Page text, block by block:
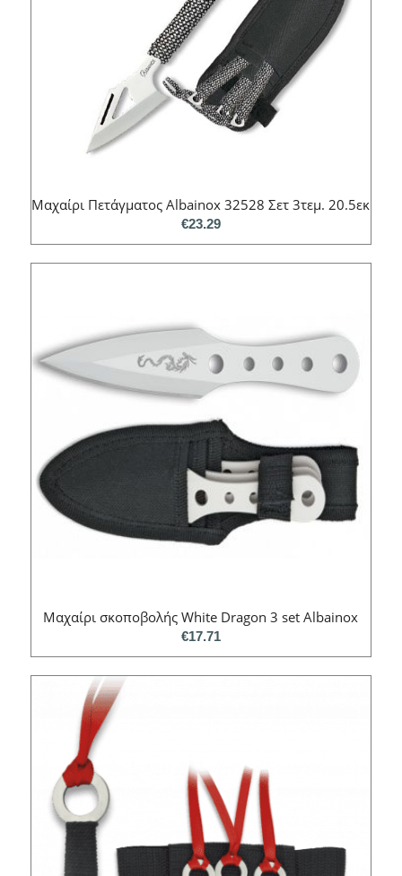
Μαχαίρι Πετάγματος Albainox 32528 Σετ 3τεμ. 20.5εκ
€23.29
Μαχαίρι σκοποβολής White Dragon 3 set Albainox
€17.71